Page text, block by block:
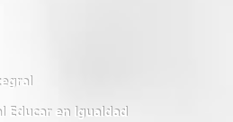
Educar en Igualdad